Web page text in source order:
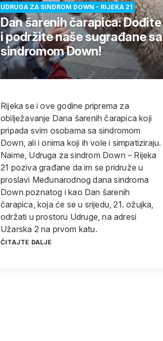
UDRUGA ZA SINDROM DOWN - RIJEKA 21
Dan šarenih čarapica: Dođite
i podržite naše sugrađane sa
sindromom Down!
Rijeka se i ove godine priprema za
obilježavanje Dana šarenih čarapica koji
pripada svim osobama sa sindromom
Down, ali i onima koji ih vole i simpatiziraju.
Naime, Udruga za sindrom Down – Rijeka
21 poziva građane da im se pridruže u
proslavi Međunarodnog dana sindroma
Down poznatog i kao Dan šarenih
čarapica, koja će se u srijedu, 21. ožujka,
održati u prostoru Udruge, na adresi
Užarska 2 na prvom katu.
ČITAJTE DALJE